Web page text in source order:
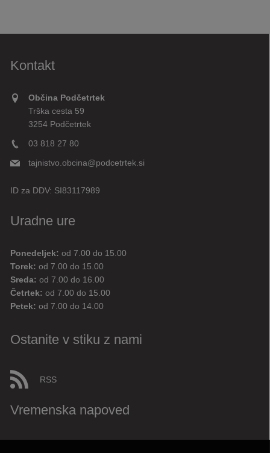
Kontakt
Občina Podčetrtek
Trška cesta 59
3254 Podčetrtek
03 818 27 80
tajnistvo.obcina@podcetrtek.si
ID za DDV: SI83117989
Uradne ure
Ponedeljek: od 7.00 do 15.00
Torek: od 7.00 do 15.00
Sreda: od 7.00 do 16.00
Četrtek: od 7.00 do 15.00
Petek: od 7.00 do 14.00
Ostanite v stiku z nami
RSS
Vremenska napoved